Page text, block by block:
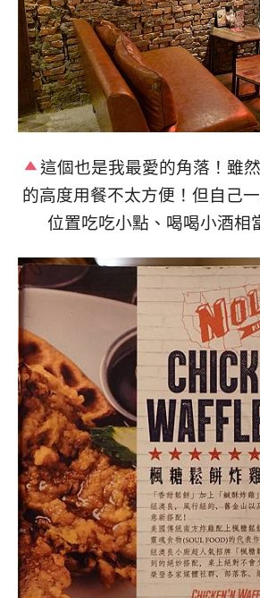
這個也是我最愛的角落！雖
的高度用餐不太方便！但自己
位置吃吃小點、喝喝小酒相